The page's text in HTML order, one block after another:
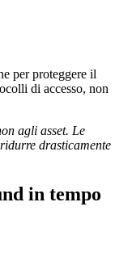
per proteggere il
di accesso, non
agli asset. Le
drasticamente
in tempo